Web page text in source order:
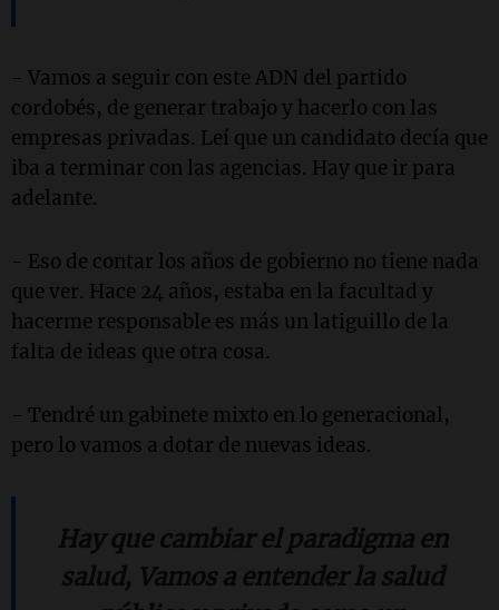
- Vamos a seguir con este ADN del partido
cordobés, de generar trabajo y hacerlo con las
empresas privadas. Leí que un candidato decía que
iba a terminar con las agencias. Hay que ir para
adelante.
- Eso de contar los años de gobierno no tiene nada
que ver. Hace 24 años, estaba en la facultad y
hacerme responsable es más un latiguillo de la
falta de ideas que otra cosa.
- Tendré un gabinete mixto en lo generacional,
pero lo vamos a dotar de nuevas ideas.
Hay que cambiar el paradigma en
salud, Vamos a entender la salud